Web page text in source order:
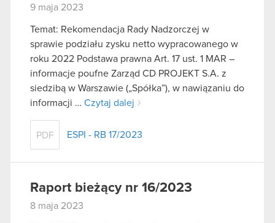
9 maja 2023
Temat: Rekomendacja Rady Nadzorczej w
sprawie podziału zysku netto wypracowanego w
roku 2022 Podstawa prawna Art. 17 ust. 1 MAR –
informacje poufne Zarząd CD PROJEKT S.A. z
siedzibą w Warszawie („Spółka”), w nawiązaniu do
informacji … Czytaj dalej
PDF ESPI - RB 17/2023
Raport bieżący nr 16/2023
8 maja 2023